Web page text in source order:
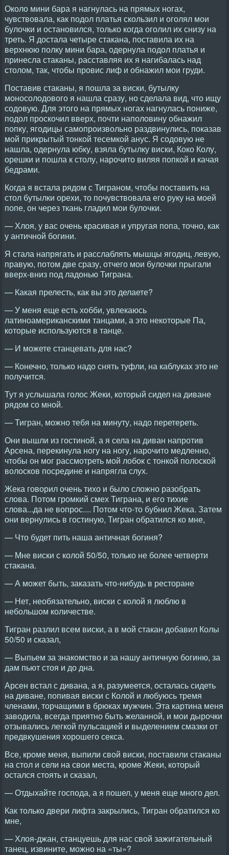
Около мини бара я нагнулась на прямых ногах,
чувствовала, как подол платья скользил и оголял мои
булочки и остановился, только когда оголил их снизу на
треть. Я достала четыре стакана, поставила их на
верхнюю полку мини бара, одернула подол платья и
принесла стаканы, расставляя их я нагибалась над
столом, так, чтобы провис лиф и обнажил мои груди.
Поставив стаканы, я пошла за виски, бутылку
моносолодового я нашла сразу, но сделала вид, что ищу
содовую. Для этого на прямых ногах нагнулась пониже,
подол проскочил вверх, почти наполовину обнажил
попку, ягодицы самопроизвольно раздвинулись, показав
мой прикрытый тонкой тесемкой анус. Я содовую не
нашла, одернула юбку, взяла бутылку виски, Коко Колу,
орешки и пошла к столу, нарочито виляя попкой и качая
бедрами.
Когда я встала рядом с Тиграном, чтобы поставить на
стол бутылки орехи, то почувствовала его руку на моей
попе, он через ткань гладил мои булочки.
— Хлоя, у вас очень красивая и упругая попа, точно, как
у античной богини.
Я стала напрягать и расслаблять мышцы ягодиц, левую,
правую, потом две сразу, отчего мои булочки прыгали
вверх-вниз под ладонью Тиграна.
— Какая прелесть, как вы это делаете?
— У меня еще есть хобби, увлекаюсь
латиноамериканскими танцами, а это некоторые Па,
которые используются в танце.
— И можете станцевать для нас?
— Конечно, только надо снять туфли, на каблуках это не
получится.
Тут я услышала голос Жеки, который сидел на диване
рядом со мной.
— Тигран, можно тебя на минуту, надо перетереть.
Они вышли из гостиной, а я села на диван напротив
Арсена, перекинула ногу на ногу, нарочито медленно,
чтобы он мог рассмотреть мой лобок с тонкой полоской
волосков посредине и напрягла слух.
Жека говорил очень тихо и было сложно разобрать
слова. Потом громкий смех Тиграна, и его тихие
слова...да не вопрос.... Потом что-то бубнил Жека. Затем
они вернулись в гостиную, Тигран обратился ко мне,
— Что будет пить наша античная богиня?
— Мне виски с колой 50/50, только не более четверти
стакана.
— А может быть, заказать что-нибудь в ресторане
— Нет, необязательно, виски с колой я люблю в
небольшом количестве.
Тигран разлил всем виски, а в мой стакан добавил Колы
50/50 и сказал,
— Выпьем за знакомство и за нашу античную богиню, за
дам пьют стоя и до дна.
Арсен встал с дивана, а я, разумеется, осталась сидеть
на диване, попивая виски с Колой и любуюсь тремя
членами, торчащими в брюках мужчин. Эта картина меня
заводила, всегда приятно быть желанной, и мои дырочки
отзывались легкой пульсацией и выделением смазки от
предвкушения хорошего секса.
Все, кроме меня, выпили свой виски, поставили стаканы
на стол и сели на свои места, кроме Жеки, который
остался стоять и сказал,
— Отдыхайте господа, а я пошел, у меня еще много дел.
Как только двери лифта закрылись, Тигран обратился ко
мне,
— Хлоя-джан, станцуешь для нас свой зажигательный
танец, извините, можно на «ты»?